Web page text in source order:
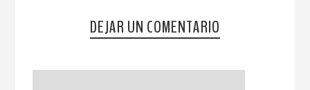
DEJAR UN COMENTARIO